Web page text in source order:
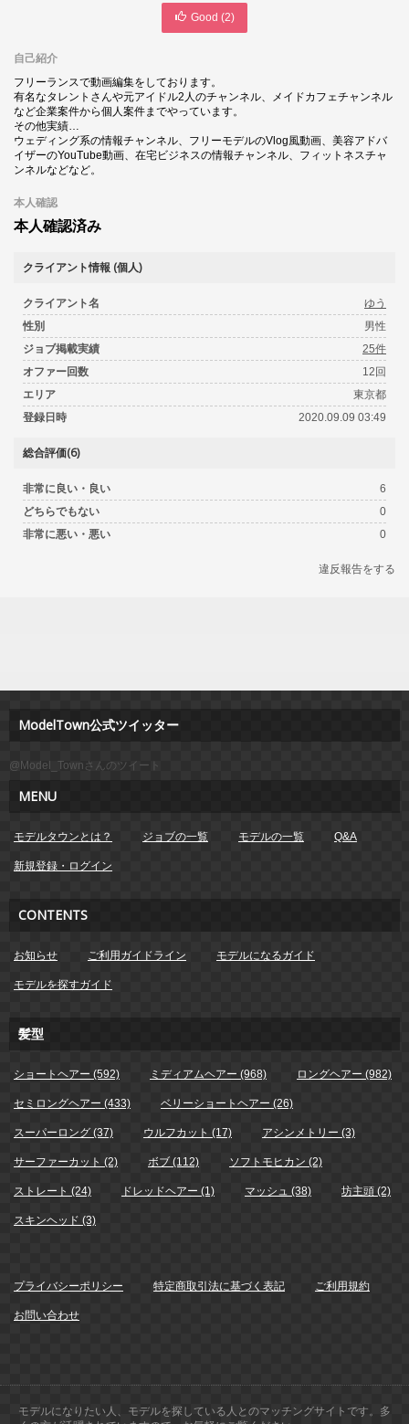
Good (2)
自己紹介
フリーランスで動画編集をしております。
有名なタレントさんや元アイドル2人のチャンネル、メイドカフェチャンネル
など企業案件から個人案件までやっています。
その他実績…
ウェディング系の情報チャンネル、フリーモデルのVlog風動画、美容アドバ
イザーのYouTube動画、在宅ビジネスの情報チャンネル、フィットネスチャ
ンネルなどなど。
本人確認
本人確認済み
クライアント情報 (個人)
クライアント名
ゆう
性別
男性
ジョブ掲載実績
25件
オファー回数
12回
エリア
東京都
登録日時
2020.09.09 03:49
総合評価(6)
非常に良い・良い
6
どちらでもない
0
非常に悪い・悪い
0
違反報告をする
ModelTown公式ツイッター
@Model_Townさんのツイート
MENU
モデルタウンとは？ ジョブの一覧 モデルの一覧 Q&A
新規登録・ログイン
CONTENTS
お知らせ ご利用ガイドライン モデルになるガイド
モデルを探すガイド
髪型
ショートヘアー (592) ミディアムヘアー (968) ロングヘアー (982)
セミロングヘアー (433) ベリーショートヘアー (26)
スーパーロング (37) ウルフカット (17) アシンメトリー (3)
サーファーカット (2) ボブ (112) ソフトモヒカン (2)
ストレート (24) ドレッドヘアー (1) マッシュ (38) 坊主頭 (2)
スキンヘッド (3)
プライバシーポリシー 特定商取引法に基づく表記 ご利用規約
お問い合わせ
モデルになりたい人、モデルを探している人とのマッチングサイトです。多